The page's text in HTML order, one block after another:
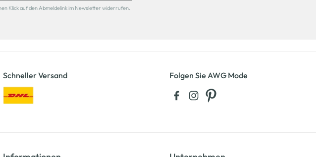
Klick auf den Abmeldelink im Newsletter widerrufen.
Schneller Versand Folgen Sie AWG Mode